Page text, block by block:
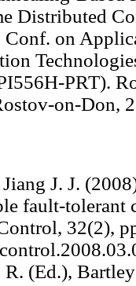
Distributed
Conf. on
PRT).
on-Don,
Jiang J. J.
fault-tolerant
32(2),
R. (Ed.),